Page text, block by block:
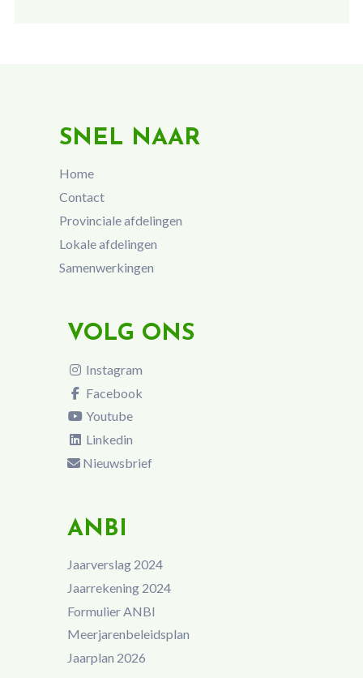
SNEL NAAR
Home
Contact
Provinciale afdelingen
Lokale afdelingen
Samenwerkingen
VOLG ONS
Instagram
Facebook
Youtube
Linkedin
Nieuwsbrief
ANBI
Jaarverslag 2024
Jaarrekening 2024
Formulier ANBI
Meerjarenbeleidsplan
Jaarplan 2026